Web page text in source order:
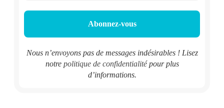
Nous n’envoyons pas de messages indésirables ! Lisez
notre politique de confidentialitépour plus
d’informations.